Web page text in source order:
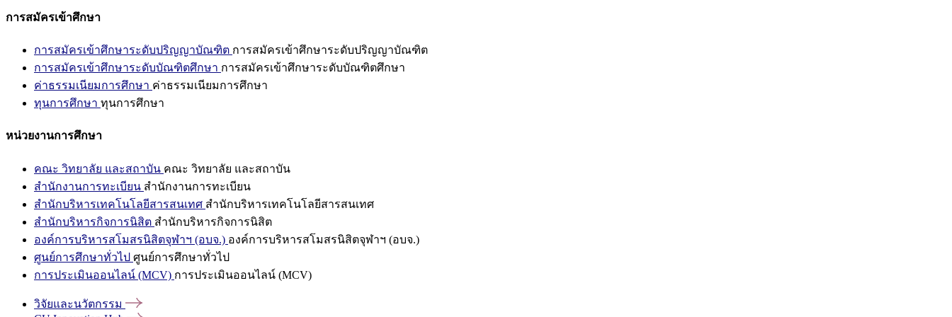
การสมัครเข้าศึกษา
การสมัครเข้าศึกษาระดับปริญญาบัณฑิต การสมัครเข้าศึกษาระดับปริญญาบัณฑิต
การสมัครเข้าศึกษาระดับบัณฑิตศึกษา การสมัครเข้าศึกษาระดับบัณฑิตศึกษา
ค่าธรรมเนียมการศึกษา ค่าธรรมเนียมการศึกษา
ทุนการศึกษา ทุนการศึกษา
หน่วยงานการศึกษา
คณะ วิทยาลัย และสถาบัน คณะ วิทยาลัย และสถาบัน
สำนักงานการทะเบียน สำนักงานการทะเบียน
สำนักบริหารเทคโนโลยีสารสนเทศ สำนักบริหารเทคโนโลยีสารสนเทศ
สำนักบริหารกิจการนิสิต สำนักบริหารกิจการนิสิต
องค์การบริหารสโมสรนิสิตจุฬาฯ (อบจ.) องค์การบริหารสโมสรนิสิตจุฬาฯ (อบจ.)
ศูนย์การศึกษาทั่วไป ศูนย์การศึกษาทั่วไป
การประเมินออนไลน์ (MCV) การประเมินออนไลน์ (MCV)
วิจัยและนวัตกรรม